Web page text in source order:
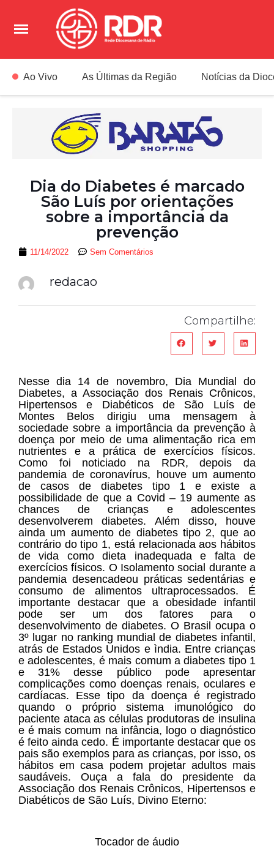
Ao Vivo As Últimas da Região Notícias da
Dia do Diabetes é marcado
São Luís por orientações
sobre a importância da
prevenção
11/14/2022 Sem Comentários
redacao
Compartilhe:
Nesse dia 14 de novembro, Dia Mundial do
Diabetes, a Associação dos Renais Crônicos,
Hipertensos e Diabéticos de São Luís de
Montes Belos dirigiu uma mensagem à
sociedade sobre a importância da prevenção à
doença por meio de uma alimentação rica em
nutrientes e a prática de exercícios físicos.
Como foi noticiado na RDR, depois da
pandemia de coronavírus, houve um aumento
de casos de diabetes tipo 1 e existe a
possibilidade de que a Covid – 19 aumente as
chances de crianças e adolescentes
desenvolverem diabetes. Além disso, houve
ainda um aumento de diabetes tipo 2, que ao
contrário do tipo 1, está relacionada aos hábitos
de vida como dieta inadequada e falta de
exercícios físicos. O Isolamento social durante a
pandemia desencadeou práticas sedentárias e
consumo de alimentos ultraprocessados. É
importante destacar que a obesidade infantil
pode ser um dos fatores para o
desenvolvimento de diabetes. O Brasil ocupa o
3º lugar no ranking mundial de diabetes infantil,
atrás de Estados Unidos e ìndia. Entre crianças
e adolescentes, é mais comum a diabetes tipo 1
e 31% desse público pode apresentar
complicações como doenças renais, oculares e
cardíacas. Esse tipo da doença é registrado
quando o próprio sistema imunológico do
paciente ataca as células produtoras de insulina
e é mais comum na infância, logo o diagnóstico
é feito ainda cedo. É importante destacar que os
pais são exemplos para as crianças, por isso, os
hábitos em casa podem projetar adultos mais
saudáveis. Ouça a fala do presidente da
Associação dos Renais Crônicos, Hipertensos e
Diabéticos de São Luís, Divino Eterno:
Tocador de áudio